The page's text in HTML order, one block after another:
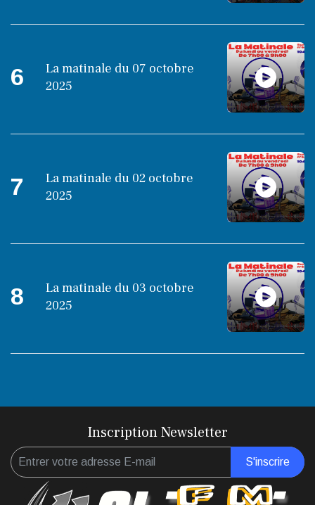
6
La matinale du 07 octobre
2025
7
La matinale du 02 octobre
2025
8
La matinale du 03 octobre
2025
Inscription Newsletter
S'inscrire